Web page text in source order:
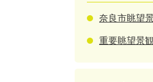
奈良市眺望
重要眺望景